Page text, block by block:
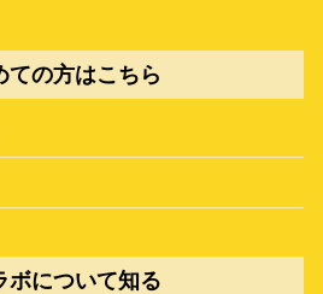
ての方はこちら
ボについて知る